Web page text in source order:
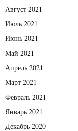
Август 2021
Июль 2021
Июнь 2021
Май 2021
Апрель 2021
Март 2021
Февраль 2021
Январь 2021
Декабрь 2020